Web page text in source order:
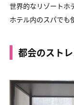
世界的なリゾートホ
ホテル内のスパでも
都会のスト